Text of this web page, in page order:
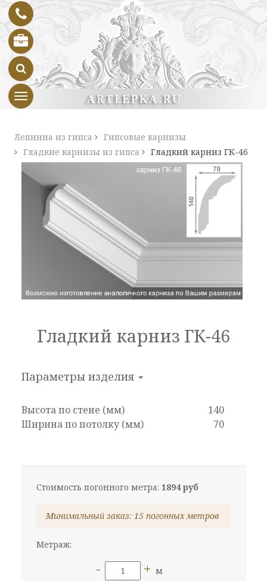
Toggle navigation
Лепнина из гипса
Гипсовые карнизы
Гладкие карнизы из гипса
Гладкий карниз ГК-46
Гладкий карниз ГК-46
Параметры изделия
Высота по стене (мм)
140
Ширина по потолку (мм)
70
Стоимость погонного метра: 1894 руб
Минимальный заказ: 15 погонных метров
Метраж:
- + м